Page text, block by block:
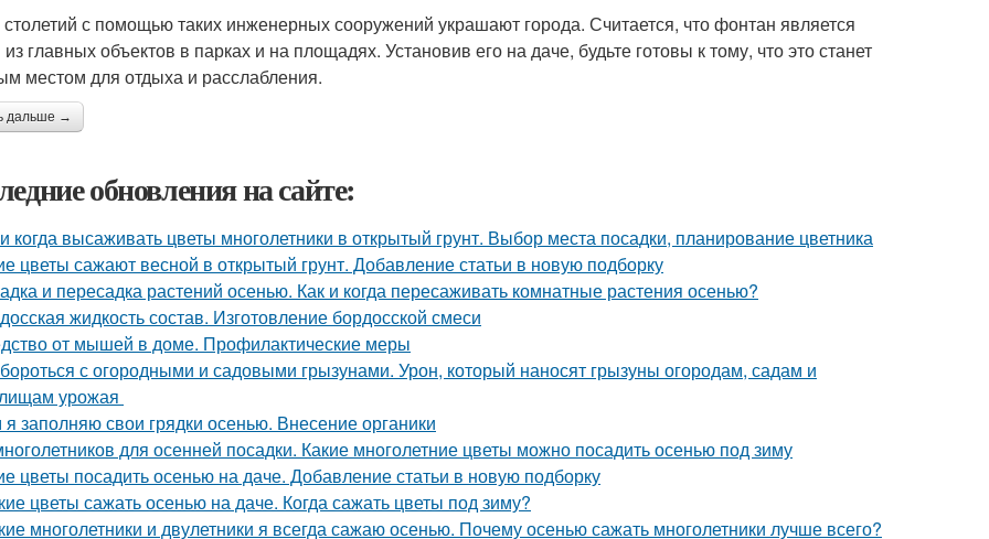
с помощью таких инженерных сооружений украшают города. Считается, что фонтан является
главных объектов в парках и на площадях. Установив его на даче, будьте готовы к тому, что это станет
местом для отдыха и расслабления.
дальше →
обновления на сайте:
когда высаживать цветы многолетники в открытый грунт. Выбор места посадки, планирование цветника
цветы сажают весной в открытый грунт. Добавление статьи в новую подборку
и пересадка растений осенью. Как и когда пересаживать комнатные растения осенью?
жидкость состав. Изготовление бордосской смеси
от мышей в доме. Профилактические меры
с огородными и садовыми грызунами. Урон, который наносят грызуны огородам, садам и
урожая
заполняю свои грядки осенью. Внесение органики
для осенней посадки. Какие многолетние цветы можно посадить осенью под зиму
цветы посадить осенью на даче. Добавление статьи в новую подборку
цветы сажать осенью на даче. Когда сажать цветы под зиму?
многолетники и двулетники я всегда сажаю осенью. Почему осенью сажать многолетники лучше всего?